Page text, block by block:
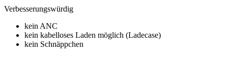
Verbesserungswürdig
kein ANC
kein kabelloses Laden möglich (Ladecase)
kein Schnäppchen